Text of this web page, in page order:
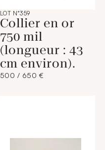
LOT N°359
Collier en or
750 mil
(longueur : 43
cm environ).
500 / 650 €